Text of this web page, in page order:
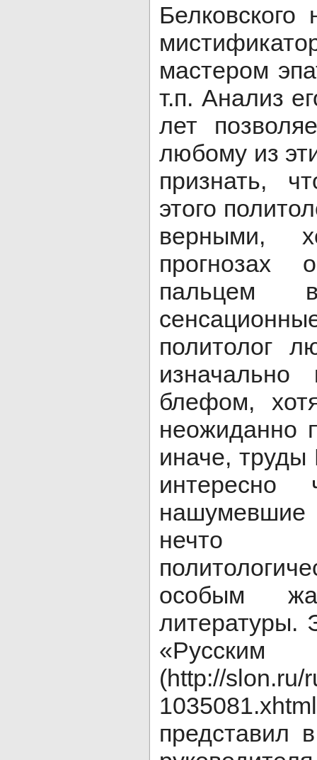
мастером
т.п. Анализ
лет
любому из
признать,
этого
верными,
прогнозах
пальцем
политолог
блефом,
неожиданно
иначе, труды
интересно
нашумевшие
нечто
особым
литературы.
(http://slon.ru/
представил